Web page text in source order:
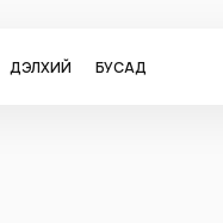
ДЭЛХИЙ БУСАД